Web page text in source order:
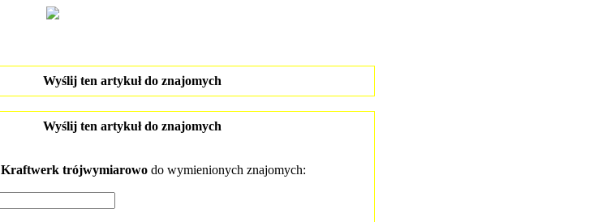
Wyślij ten artykuł do znajomych
Wyślij ten artykuł do znajomych
Kraftwerk trójwymiarowo do wymienionych znajomych: